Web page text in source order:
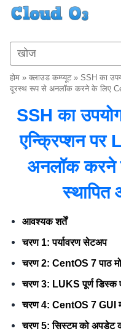
होम » क्लाउड कम्प्यूट» SSH का
दूरस्थ रूप से अनलॉक करने के लिए
SSH का
एन्क्रिप्शन
अनलॉक करने
आवश्यक शर्तें
चरण 1: पर्यावरण सेटअप
चरण 2: CentOS 7 पाठ
चरण 3: LUKS पूर्ण डिस्क
चरण 4: CentOS 7 GUI
चरण 5: सिस्टम को अपडेट